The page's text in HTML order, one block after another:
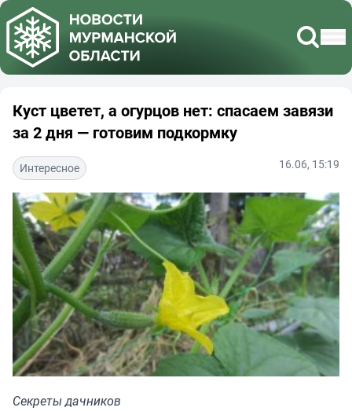
Куст цветет, а огурцов нет: спасаем завязи
за 2 дня — готовим подкормку
Интересное 16.06, 15:19
Секреты дачников